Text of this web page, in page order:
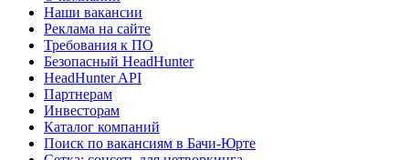
Наши вакансии
Реклама на сайте
Требования к ПО
Безопасный HeadHunter
HeadHunter API
Партнерам
Инвесторам
Каталог компаний
Поиск по вакансиям в Бачи-Юрте